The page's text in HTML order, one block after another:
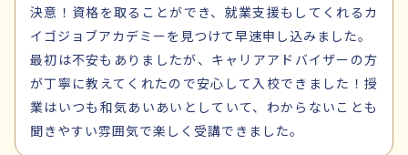
決意！資格を取ることができ、就業支援もしてくれるカ
イゴジョブアカデミーを見つけて早速申し込みました。
最初は不安もありましたが、キャリアアドバイザーの方
が丁寧に教えてくれたので安心して入校できました！授
業はいつも和気あいあいとしていて、わからないことも
聞きやすい雰囲気で楽しく受講できました。